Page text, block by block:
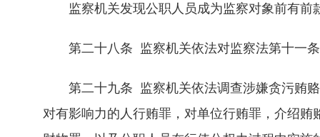
监察机关发现公职人员成为监察对象前有前
第二十八条 监察机关依法对监察法第十一条
第二十九条 监察机关依法调查涉嫌贪污贿赂
对有影响力的人行贿罪，对单位行贿罪，介绍